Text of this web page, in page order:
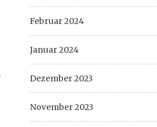
Februar 2024
Januar 2024
Dezember 2023
November 2023